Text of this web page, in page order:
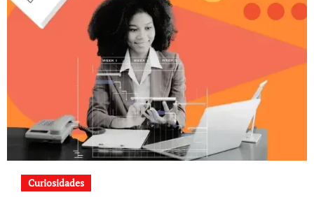
Curiosidades